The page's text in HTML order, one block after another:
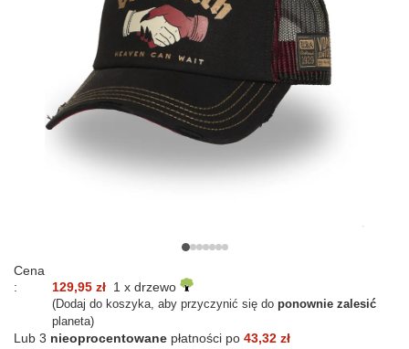
Cena
:
129,95 zł 1 x drzewo
(Dodaj do koszyka, aby przyczynić się do ponownie zalesić
planeta)
Lub 3 nieoprocentowane płatności po 43,32 zł